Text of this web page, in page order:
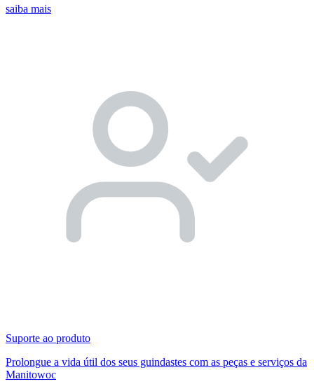
saiba mais
Suporte ao produto
Prolongue a vida útil dos seus guindastes com as peças e serviços da
Manitowoc